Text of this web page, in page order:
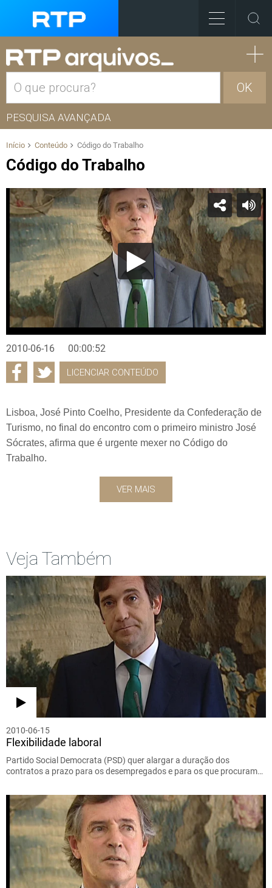
OK
PESQUISA AVANÇADA
Início Conteúdo Código do Trabalho
Código do Trabalho
2010-06-16 00:00:52
LICENCIAR CONTEÚDO
Lisboa, José Pinto Coelho, Presidente da Confederação de
Turismo, no final do encontro com o primeiro ministro José
Sócrates, afirma que é urgente mexer no Código do
Trabalho.
VER MAIS
Veja Também
2010-06-15
Flexibilidade laboral
Partido Social Democrata (PSD) quer alargar a duração dos
contratos a prazo para os desempregados e para os que procuram…